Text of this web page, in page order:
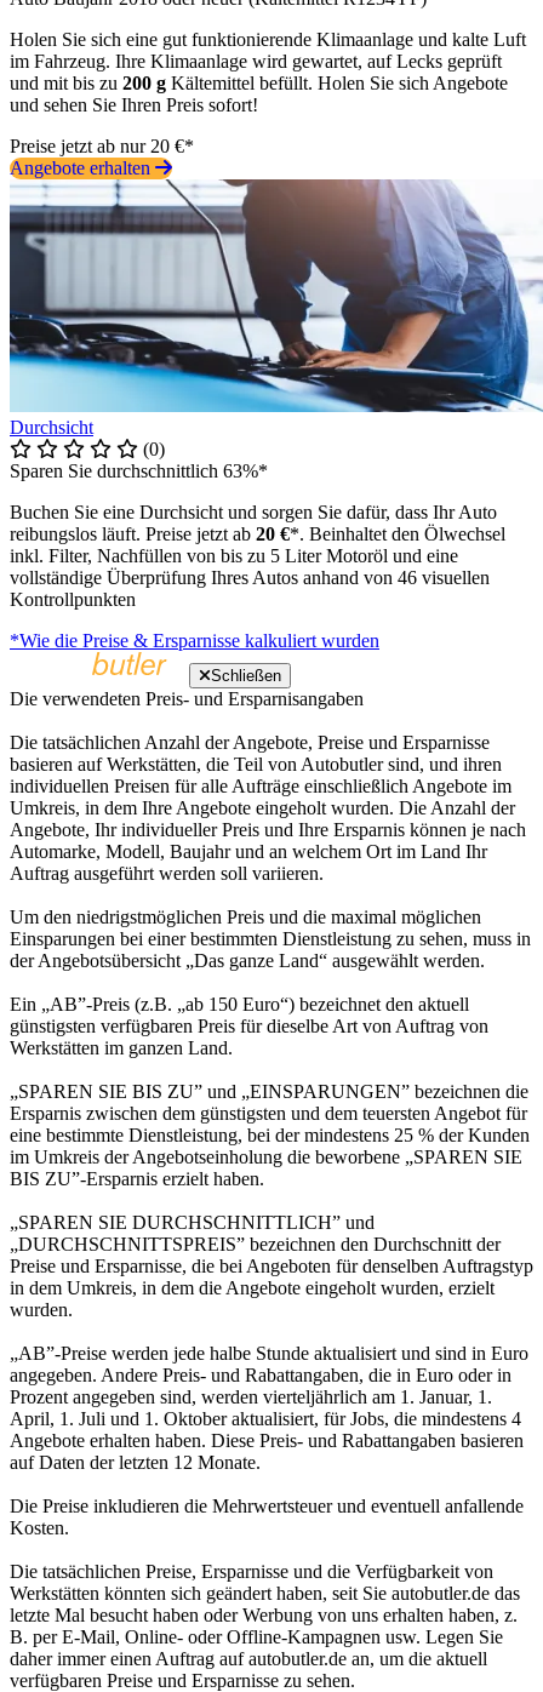
Holen Sie sich eine gut funktionierende Klimaanlage und kalte Luft
im Fahrzeug. Ihre Klimaanlage wird gewartet, auf Lecks geprüft
und mit bis zu 200 g Kältemittel befüllt. Holen Sie sich Angebote
und sehen Sie Ihren Preis sofort!
Preise jetzt ab nur 20 €*
Angebote erhalten
Durchsicht
(0)
Sparen Sie durchschnittlich 63%*
Buchen Sie eine Durchsicht und sorgen Sie dafür, dass Ihr Auto
reibungslos läuft. Preise jetzt ab 20 €*. Beinhaltet den Ölwechsel
inkl. Filter, Nachfüllen von bis zu 5 Liter Motoröl und eine
vollständige Überprüfung Ihres Autos anhand von 46 visuellen
Kontrollpunkten
*Wie die Preise & Ersparnisse kalkuliert wurden
Schließen
Die verwendeten Preis- und Ersparnisangaben
Die tatsächlichen Anzahl der Angebote, Preise und Ersparnisse
basieren auf Werkstätten, die Teil von Autobutler sind, und ihren
individuellen Preisen für alle Aufträge einschließlich Angebote im
Umkreis, in dem Ihre Angebote eingeholt wurden. Die Anzahl der
Angebote, Ihr individueller Preis und Ihre Ersparnis können je nach
Automarke, Modell, Baujahr und an welchem Ort im Land Ihr
Auftrag ausgeführt werden soll variieren.
Um den niedrigstmöglichen Preis und die maximal möglichen
Einsparungen bei einer bestimmten Dienstleistung zu sehen, muss in
der Angebotsübersicht „Das ganze Land“ ausgewählt werden.
Ein „AB”-Preis (z.B. „ab 150 Euro“) bezeichnet den aktuell
günstigsten verfügbaren Preis für dieselbe Art von Auftrag von
Werkstätten im ganzen Land.
„SPAREN SIE BIS ZU” und „EINSPARUNGEN” bezeichnen die
Ersparnis zwischen dem günstigsten und dem teuersten Angebot für
eine bestimmte Dienstleistung, bei der mindestens 25 % der Kunden
im Umkreis der Angebotseinholung die beworbene „SPAREN SIE
BIS ZU”-Ersparnis erzielt haben.
„SPAREN SIE DURCHSCHNITTLICH” und
„DURCHSCHNITTSPREIS” bezeichnen den Durchschnitt der
Preise und Ersparnisse, die bei Angeboten für denselben Auftragstyp
in dem Umkreis, in dem die Angebote eingeholt wurden, erzielt
wurden.
„AB”-Preise werden jede halbe Stunde aktualisiert und sind in Euro
angegeben. Andere Preis- und Rabattangaben, die in Euro oder in
Prozent angegeben sind, werden vierteljährlich am 1. Januar, 1.
April, 1. Juli und 1. Oktober aktualisiert, für Jobs, die mindestens 4
Angebote erhalten haben. Diese Preis- und Rabattangaben basieren
auf Daten der letzten 12 Monate.
Die Preise inkludieren die Mehrwertsteuer und eventuell anfallende
Kosten.
Die tatsächlichen Preise, Ersparnisse und die Verfügbarkeit von
Werkstätten könnten sich geändert haben, seit Sie autobutler.de das
letzte Mal besucht haben oder Werbung von uns erhalten haben, z.
B. per E-Mail, Online- oder Offline-Kampagnen usw. Legen Sie
daher immer einen Auftrag auf autobutler.de an, um die aktuell
verfügbaren Preise und Ersparnisse zu sehen.